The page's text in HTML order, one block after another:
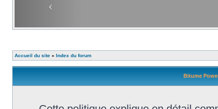
Accueil du site » Index du forum
Bitume